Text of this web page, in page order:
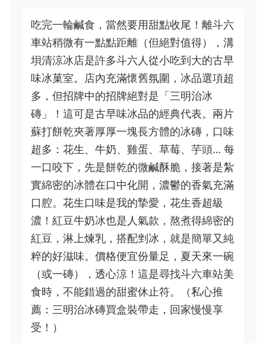
吃完一輪鹹食，當然要用甜點收尾！離斗六
車站稍微有一點點距離（但絕對值得），溝
垻清涼冰店是許多斗六人從小吃到大的古早
味冰菓室。店內充滿懷舊氛圍，冰品選項超
多，但招牌中的招牌絕對是「三明治冰
磚」！這可是古早味冰品的經典代表。兩片
蘇打餅乾夾著厚厚一塊長方體的冰磚，口味
超多：花生、牛奶、雞蛋、草莓、芋頭… 每
一口咬下，先是餅乾的微鹹酥脆，接著是紮
實綿密的冰體在口中化開，濃鬱的香氣充滿
口腔。花生口味是我的摯愛，花生香超級
濃！紅豆牛奶冰也是人氣款，熬煮得綿密的
紅豆，淋上煉乳，搭配剉冰，就是簡單又純
粹的好滋味。價格便宜份量足，夏天來一碗
（或一磚），透心涼！這是尋找斗六車站美
食時，不能錯過的甜蜜休止符。（私心推
薦：三明治冰磚買盒裝帶走，回家慢慢享
受！）